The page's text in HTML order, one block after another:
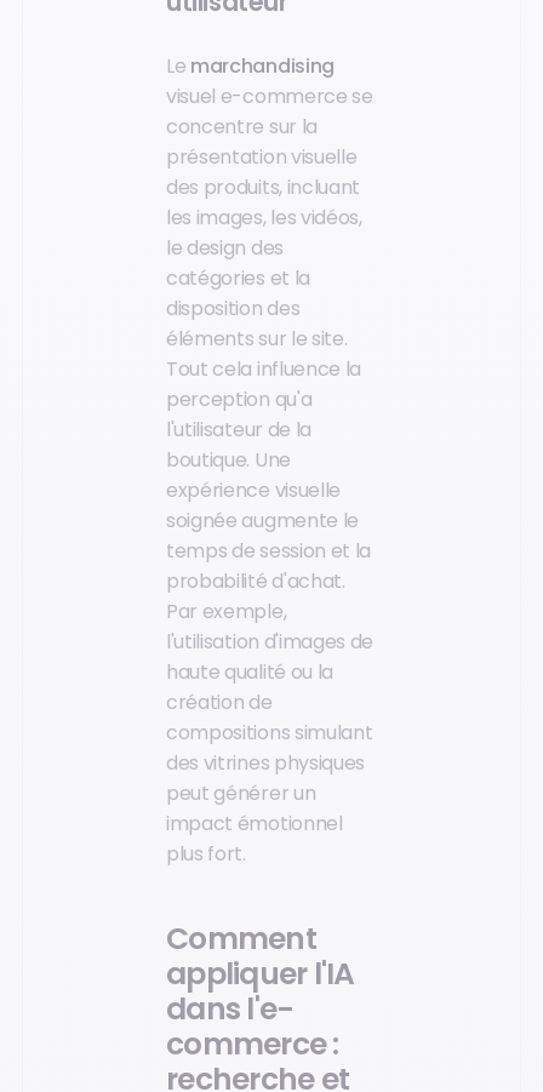
Le marchandising
visuel e-commerce se
concentre sur la
présentation visuelle
des produits, incluant
les images, les vidéos,
le design des
catégories et la
disposition des
éléments sur le site.
Tout cela influence la
perception qu'a
l'utilisateur de la
boutique. Une
expérience visuelle
soignée augmente le
temps de session et la
probabilité d'achat.
Par exemple,
l'utilisation d'images de
haute qualité ou la
création de
compositions simulant
des vitrines physiques
peut générer un
impact émotionnel
plus fort.
Comment
appliquer l'IA
dans l'e-
commerce :
recherche et